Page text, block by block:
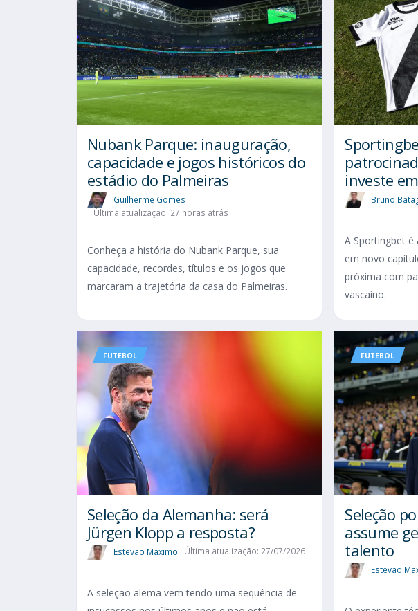
Nubank Parque: inauguração,
capacidade e jogos históricos do
estádio do Palmeiras
Guilherme Gomes
Última atualização: 27 horas atrás
Conheça a história do Nubank Parque, sua
capacidade, recordes, títulos e os jogos que
marcaram a trajetória da casa do Palmeiras.
investe
Bruno
A Sportingbet é
em novo
próxima com
vascaíno.
FUTEBOL
Seleção da Alemanha: será
Jürgen Klopp a resposta?
Estevão Maximo Última atualização: 27/07/2026
A seleção alemã vem tendo uma sequência de
FUTEBOL
Seleção
assume
talento
Estevão